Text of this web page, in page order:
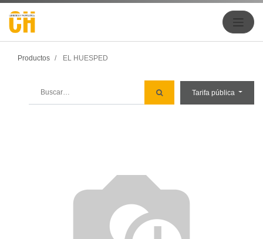
Productos EL HUESPED
Tarifa pública